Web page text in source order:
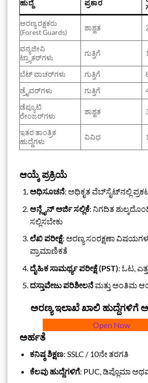
ಹುದ್ದೆ ಪ್ರಕಾರ
ಅರಣ್ಯ ರಕ್ಷಕರು
(Forest Guards)
ಶಾಶ್ವತ
ವನ್ಯಜೀವಿ
ಟ್ರ್ಯಾಕರ್‌ಗಳು
ಗುತ್ತಿಗೆ
ಬೆಟ್ ವಾಚರ್‌ಗಳು ಗುತ್ತಿಗೆ
ಡ್ರೈವರ್‌ಗಳು
ಗುತ್ತಿಗೆ
ಡೆಪ್ಯೂಟಿ
ರೇಂಜರ್‌ಗಳು
ಶಾಶ್ವತ
ಇತರ ತಾಂತ್ರಿಕ
ಹುದ್ದೆಗಳು
ವಿವಿಧ
ಆಯ್ಕೆ ಪ್ರಕ್ರಿಯೆ
ಅಧಿಸೂಚನೆ: ಅಧಿಕೃತ ವೆಬ್‌ಸೈಟ್‌ನಲ್ಲಿ
ಆನ್ಲೈನ್ ಅರ್ಜಿ ಸಲ್ಲಿಕೆ: ನಿಗದಿತ
ಸಲ್ಲಿಸಬೇಕು
ಲೆಖಿ ಪರೀಕ್ಷೆ: ಅರಣ್ಯ ಸಂರಕ್ಷಣಾ
ಪ್ರಾಮಾಣಿಕತೆ
ದೈಹಿಕ ಸಾಮರ್ಥ್ಯ ಪರೀಕ್ಷೆ (PST): ಓಟ,
ದಸ್ತಾವೇಜು ಪರಿಶೀಲನೆಮತ್ತು ಅಂತಿಮ
ಅರಣ್ಯ ಇಲಾಖೆ ಖಾಲಿ ಹುದ್ದೆಗಳಿಗೆ
Open Now
ಅರ್ಹತೆ
ಕನಿಷ್ಠ ಶಿಕ್ಷಣ: SSLC / 10ನೇ ತರಗತಿ
ಕೆಲವು ಹುದ್ದೆಗಳಿಗೆ: PUC, ಡಿಪ್ಲೊಮಾ